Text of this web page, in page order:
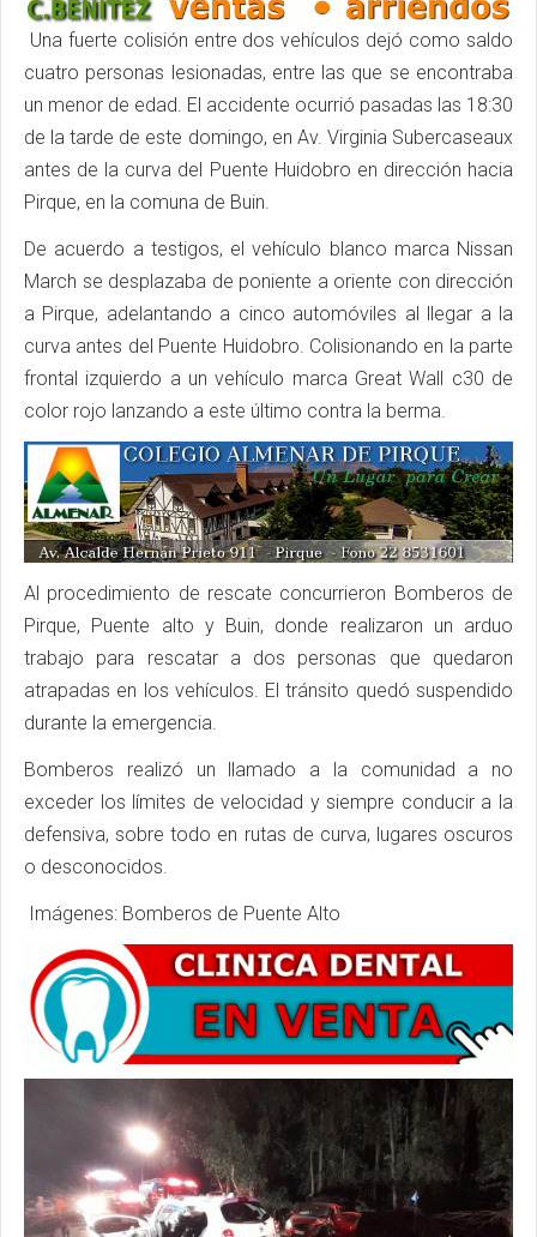
Una fuerte colisión entre dos vehículos dejó como saldo
cuatro personas lesionadas, entre las que se encontraba
un menor de edad. El accidente ocurrió pasadas las 18:30
de la tarde de este domingo, en Av. Virginia Subercaseaux
antes de la curva del Puente Huidobro en dirección hacia
Pirque, en la comuna de Buin.
De acuerdo a testigos, el vehículo blanco marca Nissan
March se desplazaba de poniente a oriente con dirección
a Pirque, adelantando a cinco automóviles al llegar a la
curva antes del Puente Huidobro. Colisionando en la parte
frontal izquierdo a un vehículo marca Great Wall c30 de
color rojo lanzando a este último contra la berma.
Al procedimiento de rescate concurrieron Bomberos de
Pirque, Puente alto y Buin, donde realizaron un arduo
trabajo para rescatar a dos personas que quedaron
atrapadas en los vehículos. El tránsito quedó suspendido
durante la emergencia.
Bomberos realizó un llamado a la comunidad a no
exceder los límites de velocidad y siempre conducir a la
defensiva, sobre todo en rutas de curva, lugares oscuros
o desconocidos.
Imágenes: Bomberos de Puente Alto